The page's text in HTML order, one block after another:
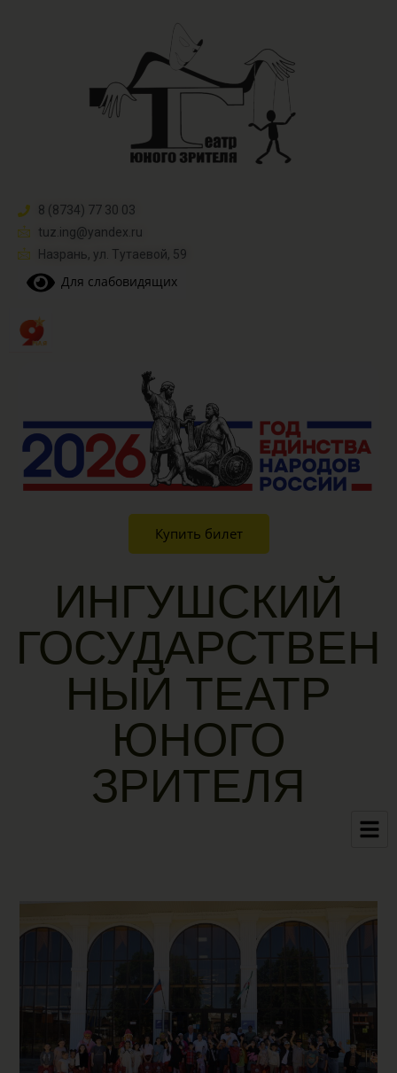
8 (8734) 77 30 03
tuz.ing@yandex.ru​
Назрань, ул. Тутаевой, 59
Для слабовидящих
Купить билет
ИНГУШСКИЙ
ГОСУДАРСТВЕН
НЫЙ ТЕАТР
ЮНОГО
ЗРИТЕЛЯ